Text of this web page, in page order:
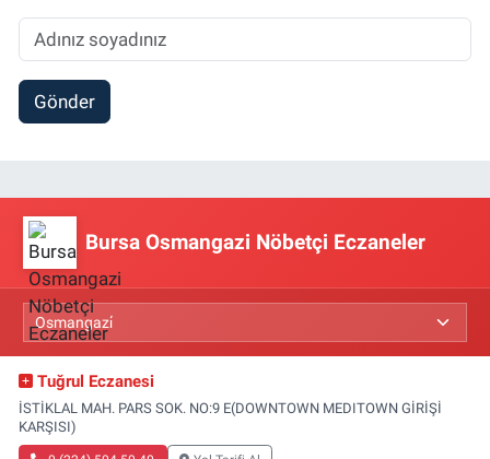
Gönder
Bursa Osmangazi Nöbetçi Eczaneler
Tuğrul Eczanesi
İSTİKLAL MAH. PARS SOK. NO:9 E(DOWNTOWN MEDITOWN GİRİŞİ
KARŞISI)